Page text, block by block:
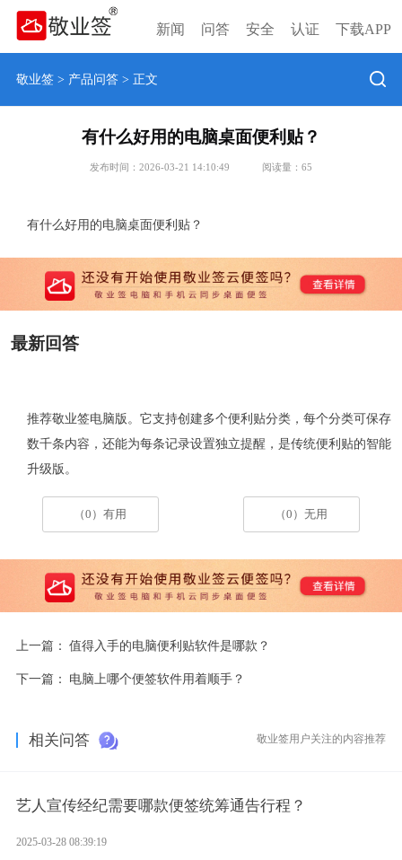
新闻 问答 安全 认证 下载APP
敬业签> 产品问答> 正文
有什么好用的电脑桌面便利贴？
发布时间：2026-03-21 14:10:49 阅读量： 65
有什么好用的电脑桌面便利贴？
最新回答
推荐敬业签电脑版。它支持创建多个便利贴分类，每个分类可保存
数千条内容，还能为每条记录设置独立提醒，是传统便利贴的智能
升级版。
（0）有用 （0）无用
上一篇： 值得入手的电脑便利贴软件是哪款？
下一篇： 电脑上哪个便签软件用着顺手？
相关问答 敬业签用户关注的内容推荐
艺人宣传经纪需要哪款便签统筹通告行程？
2025-03-28 08:39:19